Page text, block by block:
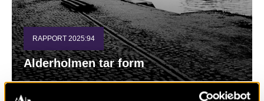
RAPPORT 2025:94
Alderholmen tar form